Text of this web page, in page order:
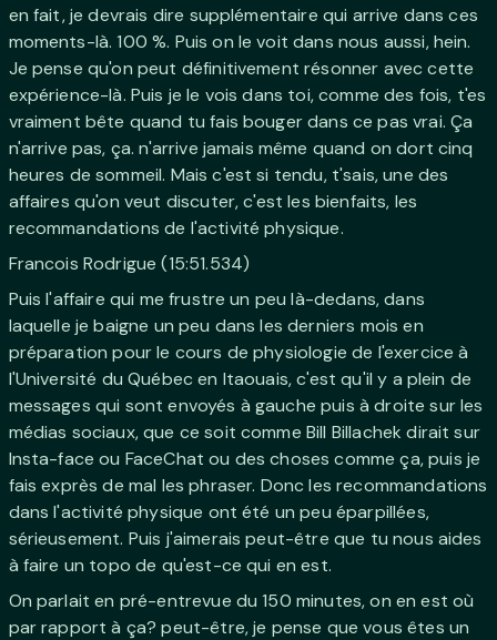
en fait, je devrais dire supplémentaire qui arrive dans ces
moments-là. 100 %. Puis on le voit dans nous aussi, hein.
Je pense qu'on peut définitivement résonner avec cette
expérience-là. Puis je le vois dans toi, comme des fois, t'es
vraiment bête quand tu fais bouger dans ce pas vrai. Ça
n'arrive pas, ça. n'arrive jamais même quand on dort cinq
heures de sommeil. Mais c'est si tendu, t'sais, une des
affaires qu'on veut discuter, c'est les bienfaits, les
recommandations de l'activité physique.
Francois Rodrigue (15:51.534)
Puis l'affaire qui me frustre un peu là-dedans, dans
laquelle je baigne un peu dans les derniers mois en
préparation pour le cours de physiologie de l'exercice à
l'Université du Québec en Itaouais, c'est qu'il y a plein de
messages qui sont envoyés à gauche puis à droite sur les
médias sociaux, que ce soit comme Bill Billachek dirait sur
Insta-face ou FaceChat ou des choses comme ça, puis je
fais exprès de mal les phraser. Donc les recommandations
dans l'activité physique ont été un peu éparpillées,
sérieusement. Puis j'aimerais peut-être que tu nous aides
à faire un topo de qu'est-ce qui en est.
On parlait en pré-entrevue du 150 minutes, on en est où
par rapport à ça? peut-être, je pense que vous êtes un